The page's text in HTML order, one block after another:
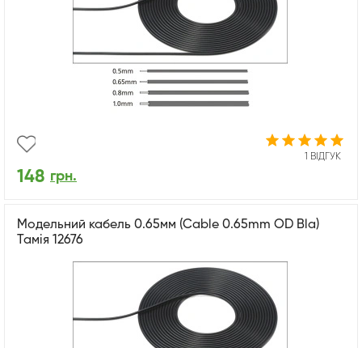
1 ВІДГУК
148 грн.
Модельний кабель 0.65мм (Cable 0.65mm OD Bla)
Тамія 12676